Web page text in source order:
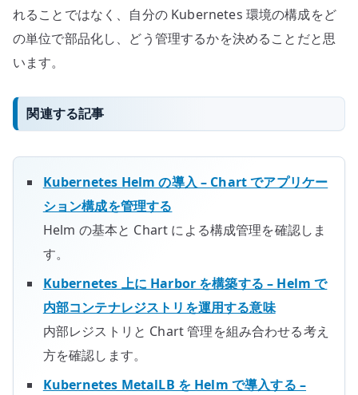
れることではなく、自分の Kubernetes 環境の構成をど
の単位で部品化し、どう管理するかを決めることだと思
います。
関連する記事
Kubernetes Helm の導入 – Chart でアプリケー
ション構成を管理する
Helm の基本と Chart による構成管理を確認しま
す。
Kubernetes 上に Harbor を構築する – Helm で
内部コンテナレジストリを運用する意味
内部レジストリと Chart 管理を組み合わせる考え
方を確認します。
Kubernetes MetalLB を Helm で導入する –